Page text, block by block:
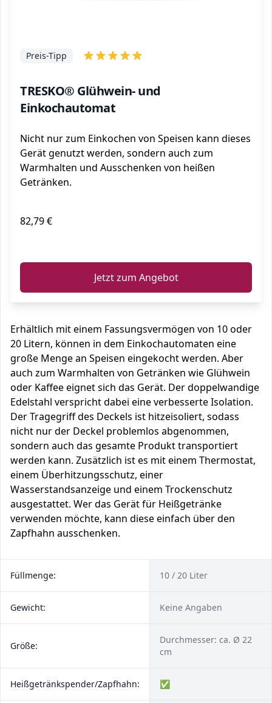
TRESKO® Glühwein- und
Einkochautomat
Preis-Tipp
Nicht nur zum Einkochen von Speisen kann dieses
Gerät genutzt werden, sondern auch zum
Warmhalten und Ausschenken von heißen
Getränken.
82,79 €
Jetzt zum Angebot
Erhältlich mit einem Fassungsvermögen von 10 oder
20 Litern, können in dem Einkochautomaten eine
große Menge an Speisen eingekocht werden. Aber
auch zum Warmhalten von Getränken wie Glühwein
oder Kaffee eignet sich das Gerät. Der doppelwandige
Edelstahl verspricht dabei eine verbesserte Isolation.
Der Tragegriff des Deckels ist hitzeisoliert, sodass
nicht nur der Deckel problemlos abgenommen,
sondern auch das gesamte Produkt transportiert
werden kann. Zusätzlich ist es mit einem Thermostat,
einem Überhitzungsschutz, einer
Wasserstandsanzeige und einem Trockenschutz
ausgestattet. Wer das Gerät für Heißgetränke
verwenden möchte, kann diese einfach über den
Zapfhahn ausschenken.
Füllmenge: 10 / 20 Liter
Gewicht: Keine Angaben
Größe:
Durchmesser: ca. Ø 22
cm
Heißgetränkspender/Zapfhahn: ✅